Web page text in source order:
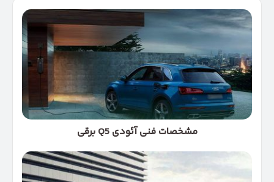
مشخصات
فنی
Q5
برقی
مشخصات فنی آئودی Q5 برقی
و